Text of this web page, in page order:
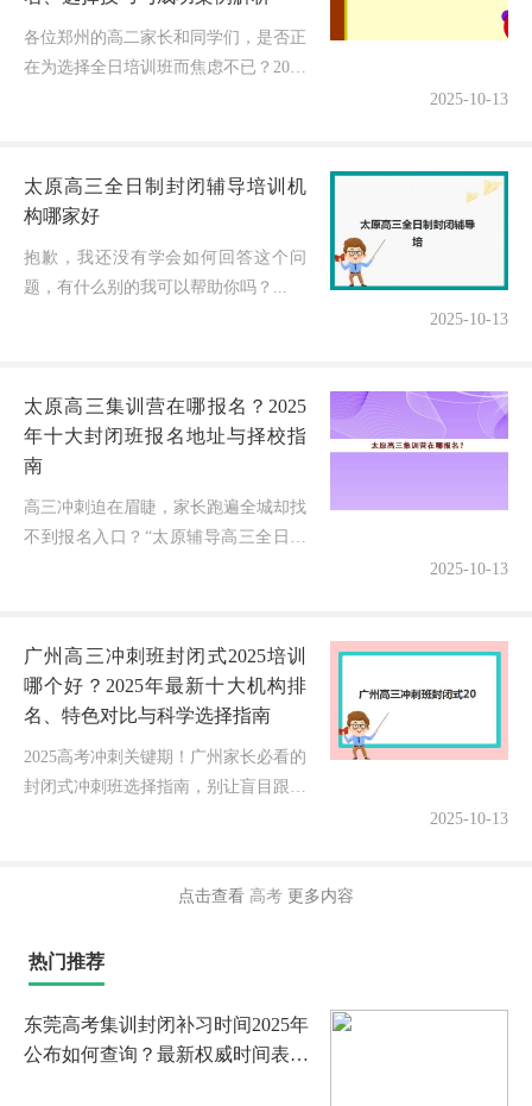
各位郑州的高二家长和同学们，是否正
在为选择全日培训班而焦虑不已？2025
2025-10-13
太原高三全日制封闭辅导培训机
构哪家好
抱歉，我还没有学会如何回答这个问
题，有什么别的我可以帮助你吗？...
2025-10-13
太原高三集训营在哪报名？2025
年十大封闭班报名地址与择校指
南
高三冲刺迫在眉睫，家长跑遍全城却找
不到报名入口？“太原辅导高三全日制
2025-10-13
广州高三冲刺班封闭式2025培训
哪个好？2025年最新十大机构排
名、特色对比与科学选择指南
2025高考冲刺关键期！广州家长必看的
封闭式冲刺班选择指南，别让盲目跟风
2025-10-13
点击查看 高考 更多内容
热门推荐
东莞高考集训封闭补习时间2025年
公布如何查询？最新权威时间表、